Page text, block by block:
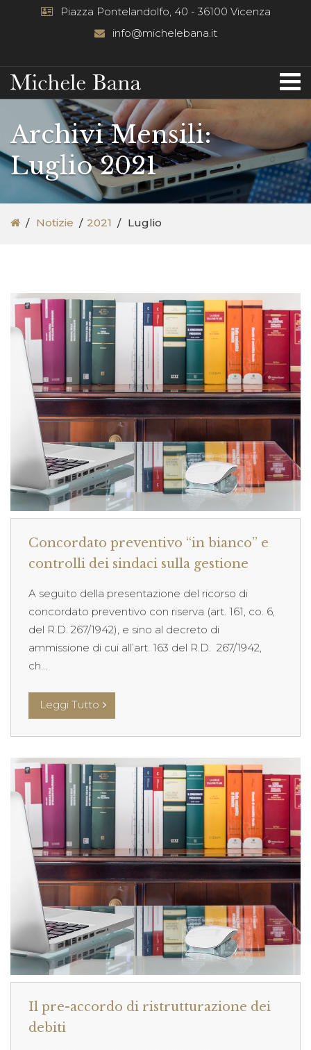
Piazza Pontelandolfo, 40 - 36100 Vicenza
info@michelebana.it
Archivi Mensili:
Luglio 2021
Notizie 2021 Luglio
Concordato preventivo “in bianco” e
controlli dei sindaci sulla gestione
A seguito della presentazione del ricorso di
concordato pre­ven­ti­vo con riserva (art. 161, co. 6,
del R.D. 267/1942), e sino al decreto di
ammissione di cui all’art. 163 del R.D. 267/1942,
ch...
Leggi Tutto
Il pre-accordo di ristrutturazione dei
debiti